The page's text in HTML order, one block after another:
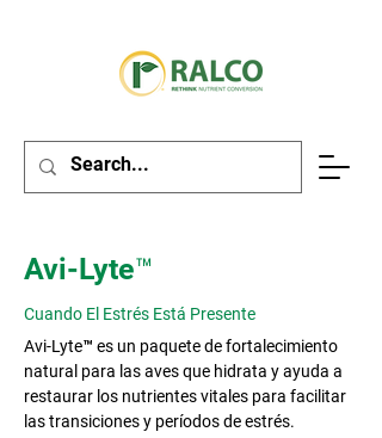
Avi-Lyte™
Cuando El Estrés Está Presente
Avi-Lyte™ es un paquete de fortalecimiento
natural para las aves que hidrata y ayuda a
restaurar los nutrientes vitales para facilitar
las transiciones y períodos de estrés.